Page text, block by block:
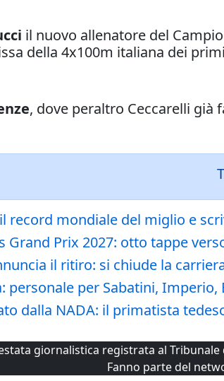
il nuovo allenatore del
della 4x100m italiana dei
, dove peraltro Ceccarelli già
record mondiale del miglio e
Grand Prix 2027: otto tappe
il ritiro: si chiude la
personale per Sabatini,
dalla NADA: il primatista
giornalistica registrata al Tribunale
Fanno parte del